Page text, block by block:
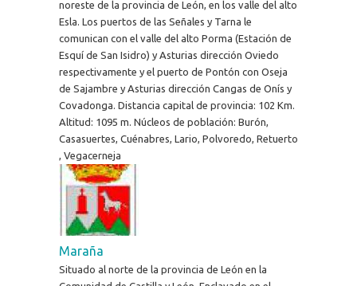
noreste de la provincia de León, en los valle del alto
Esla. Los puertos de las Señales y Tarna le
comunican con el valle del alto Porma (Estación de
Esquí de San Isidro) y Asturias dirección Oviedo
respectivamente y el puerto de Pontón con Oseja
de Sajambre y Asturias dirección Cangas de Onís y
Covadonga. Distancia capital de provincia: 102 Km.
Altitud: 1095 m. Núcleos de población: Burón,
Casasuertes, Cuénabres, Lario, Polvoredo, Retuerto
, Vegacerneja
Maraña
Situado al norte de la provincia de León en la